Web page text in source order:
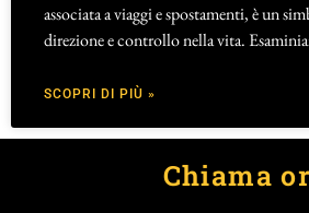
associata a viaggi e spostamenti, è un
direzione e controllo nella vita.
SCOPRI DI PIÙ »
Chiama